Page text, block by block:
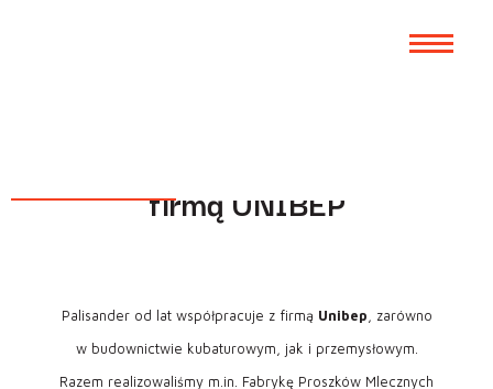
firmą UNIBEP
Palisander od lat współpracuje z firmą Unibep , zarówno
w budownictwie kubaturowym, jak i przemysłowym.
Razem realizowaliśmy m.in. Fabrykę Proszków Mlecznych